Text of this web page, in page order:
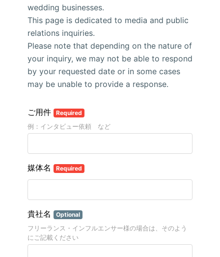
wedding businesses.
This page is dedicated to media and public
relations inquiries.
Please note that depending on the nature of
your inquiry, we may not be able to respond
by your requested date or in some cases
may be unable to provide a response.
ご用件 Required
例：インタビュー依頼 など
媒体名 Required
貴社名 Optional
フリーランス・インフルエンサー様の場合は、そのよう
にご記載ください